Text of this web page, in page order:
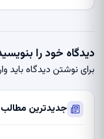
دیدگاه خود را
برای نوشتن دیدگاه باید
جدیدترین مطالب